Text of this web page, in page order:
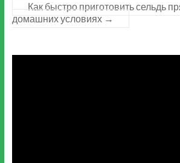
Как быстро приготовить сельдь
домашних условиях →